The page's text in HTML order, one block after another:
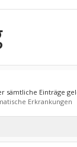
Einträge
Erkrankungen